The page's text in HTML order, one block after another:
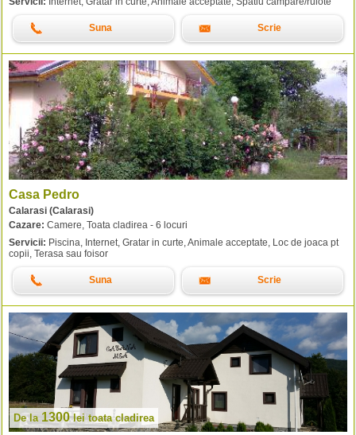
Suna Scrie
Casa Pedro
Calarasi (Calarasi)
Cazare: Camere, Toata cladirea - 6 locuri
Servicii: Piscina, Internet, Gratar in curte, Animale acceptate, Loc de joaca pt
copii, Terasa sau foisor
Suna Scrie
De la 1300lei toata cladirea